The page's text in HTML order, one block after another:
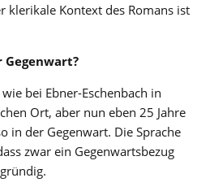
klerikale Kontext des Romans ist
Gegenwart?
wie bei Ebner-Eschenbach in
Ort, aber nun eben 25 Jahre
in der Gegenwart. Die Sprache
zwar ein Gegenwartsbezug